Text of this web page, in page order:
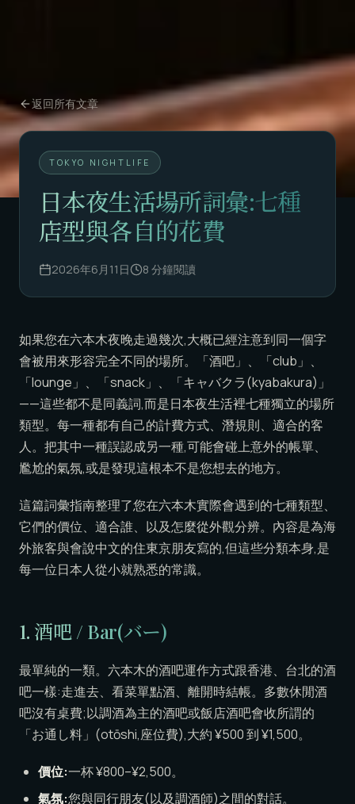
返回所有文章
TOKYO NIGHTLIFE
日本夜生活場所詞彙:七種
店型與各自的花費
2026年6月11日 8 分鐘閱讀
如果您在六本木夜晚走過幾次,大概已經注意到同一個字
會被用來形容完全不同的場所。「酒吧」、「club」、
「lounge」、「snack」、「キャバクラ(kyabakura)」
——這些都不是同義詞,而是日本夜生活裡七種獨立的場所
類型。每一種都有自己的計費方式、潛規則、適合的客
人。把其中一種誤認成另一種,可能會碰上意外的帳單、
尷尬的氣氛,或是發現這根本不是您想去的地方。
這篇詞彙指南整理了您在六本木實際會遇到的七種類型、
它們的價位、適合誰、以及怎麼從外觀分辨。內容是為海
外旅客與會說中文的住東京朋友寫的,但這些分類本身,是
每一位日本人從小就熟悉的常識。
1. 酒吧 / Bar(バー)
最單純的一類。六本木的酒吧運作方式跟香港、台北的酒
吧一樣:走進去、看菜單點酒、離開時結帳。多數休閒酒
吧沒有桌費;以調酒為主的酒吧或飯店酒吧會收所謂的
「お通し料」(otōshi,座位費),大約 ¥500 到 ¥1,500。
價位:一杯 ¥800–¥2,500。
氣氛:您與同行朋友(以及調酒師)之間的對話。